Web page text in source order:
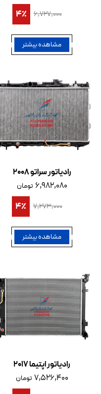
۶,۷۲۷,۰۰۰
4٪
مشاهده بیشتر
رادیاتور سراتو 2008
۶,۹۸۲,۰۸۰ تومان
۷,۲۷۳,۰۰۰
4٪
مشاهده بیشتر
رادیاتور اپتیما 2017
۷,۵۲۶,۴۰۰ تومان